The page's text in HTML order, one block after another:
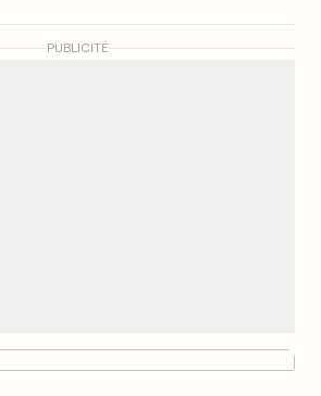
PUBLICITÉ